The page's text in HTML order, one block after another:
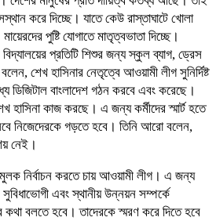
করে দিচ্ছে। যাতে কেউ রাস্তাঘাটে খোলা
পুষ্টি যোগাতে মাতৃত্বভাতা দিচ্ছে।
প্রতিটি শিশুর জন্য স্কুল ব্যাগ, ড্রেস
শেখ হাসিনার নেতৃত্বে আওয়ামী লীগ সুনির্দিষ্ট
ডিজিটাল বাংলাদেশ গঠন করবে এবং করেছে।
হাসিনা কাজ করছে। এ জন্য কর্মীদের স্মার্ট হতে
নিজেদেরকে গড়তে হবে। তিনি আরো বলেন,
নেই।
নির্বাচন করতে চায় আওয়ামী লীগ। এ জন্য
সুবিধাভোগী এবং স্থানীয় উন্নয়ন সম্পর্কে
কথা বলতে হবে। তাদেরকে স্মরণ করে দিতে হবে